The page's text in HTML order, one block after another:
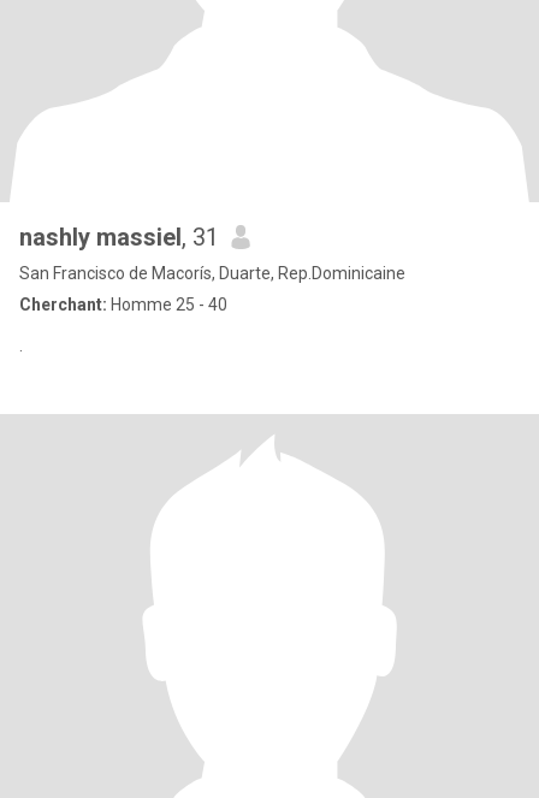
nashly massiel, 31
San Francisco de Macorís, Duarte, Rep.Dominicaine
Cherchant: Homme 25 - 40